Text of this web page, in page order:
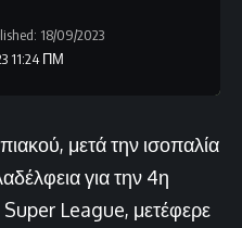
11:24 ΠΜ
18/09/2023
μετά την ισοπαλία
για την 4η
League, μετέφερε